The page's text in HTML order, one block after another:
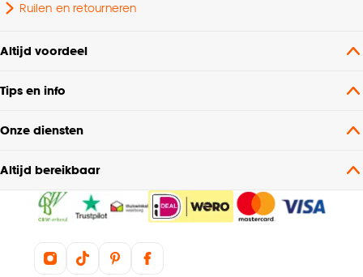
Ruilen en retourneren
Altijd voordeel
Tips en info
Onze diensten
Altijd bereikbaar